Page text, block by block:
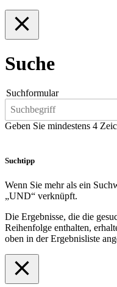
Suche
Suchformular
Geben Sie mindestens 4
Suchtipp
Wenn Sie mehr als ein
„UND“ verknüpft.
Die Ergebnisse, die die
Reihenfolge enthalten,
oben in der Ergebnisliste